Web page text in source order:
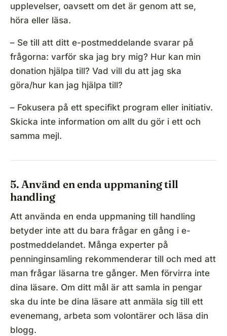
upplevelser, oavsett om det är genom att se,
höra eller läsa.
– Se till att ditt e-postmeddelande svarar på
frågorna: varför ska jag bry mig? Hur kan min
donation hjälpa till? Vad vill du att jag ska
göra/hur kan jag hjälpa till?
– Fokusera på ett specifikt program eller initiativ.
Skicka inte information om allt du gör i ett och
samma mejl.
5. Använd en enda uppmaning till
handling
Att använda en enda uppmaning till handling
betyder inte att du bara frågar en gång i e-
postmeddelandet. Många experter på
penninginsamling rekommenderar till och med att
man frågar läsarna tre gånger. Men förvirra inte
dina läsare. Om ditt mål är att samla in pengar
ska du inte be dina läsare att anmäla sig till ett
evenemang, arbeta som volontärer och läsa din
blogg.